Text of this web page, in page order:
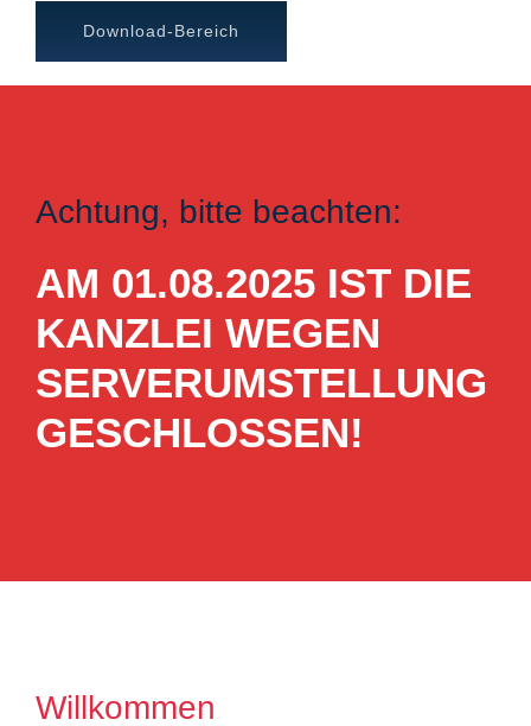
Download-Bereich
Achtung, bitte beachten:
AM 01.08.2025 IST DIE
KANZLEI WEGEN
SERVERUMSTELLUNG
GESCHLOSSEN!
Willkommen